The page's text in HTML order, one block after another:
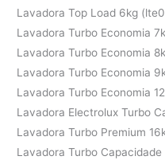
Lavadora Top Load 6kg
Lavadora Turbo Economia
Lavadora Turbo Economia
Lavadora Turbo Economia
Lavadora Turbo Economia
Lavadora Electrolux Turbo
Lavadora Turbo Premium
Lavadora Turbo Capacidade